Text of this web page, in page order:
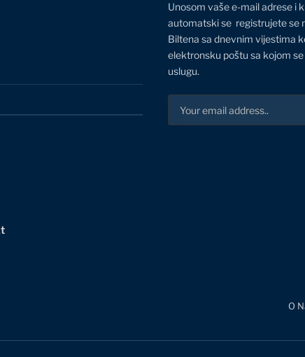
Unosom vaše e-mail adrese i
automatski se registrujete se
Biltena sa dnevnim vijestima
elektronsku poštu sa kojom
uslugu.
O